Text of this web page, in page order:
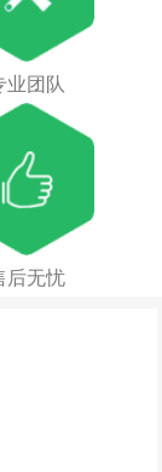
业团队
后无忧